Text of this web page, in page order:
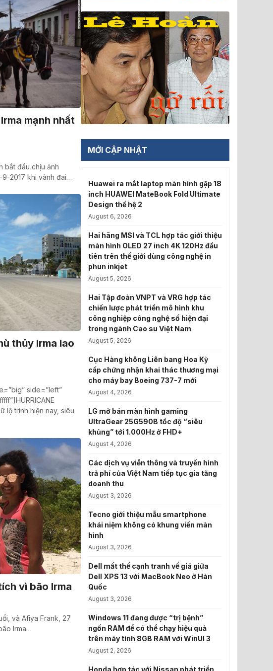
mạnh nhất
bắt đầu chịu ảnh
9-2017 khi vành đai…
thủy Irma lao
side=”left”
trình hiện nay, siêu
vì bão Irma
và Afiya Frank, 27
Irma…
MỚI CẬP NHẬT
Huawei ra mắt laptop màn hình gập 18
inch HUAWEI MateBook Fold Ultimate
Design thế hệ 2
August 6, 2026
Hai hãng MSI và TCL hợp tác giới thiệu
màn hình OLED 27 inch 4K 120Hz đầu
tiên trên thế giới dùng công nghệ in
phun inkjet
August 5, 2026
Hai Tập đoàn VNPT và VRG hợp tác
chiến lược phát triển mô hình khu
công nghiệp công nghệ số hiện đại
trong ngành Cao su Việt Nam
August 5, 2026
Cục Hàng không Liên bang Hoa Kỳ
cấp chứng nhận khai thác thương mại
cho máy bay Boeing 737-7 mới
August 4, 2026
LG mở bán màn hình gaming
UltraGear 25G590B tốc độ “siêu
khủng” tới 1.000Hz ở FHD+
August 4, 2026
Các dịch vụ viễn thông và truyền hình
trả phí của Việt Nam tiếp tục gia tăng
doanh thu
August 3, 2026
Tecno giới thiệu mẫu smartphone
khái niệm không có khung viền màn
hình
August 3, 2026
Dell mất thế cạnh tranh về giá giữa
Dell XPS 13 với MacBook Neo ở Hàn
Quốc
August 3, 2026
Windows 11 đang được “trị bệnh”
ngốn RAM để có thể chạy hiệu quả
trên máy tính 8GB RAM với WinUI 3
August 2, 2026
Honda hợp tác với Nissan phát triển